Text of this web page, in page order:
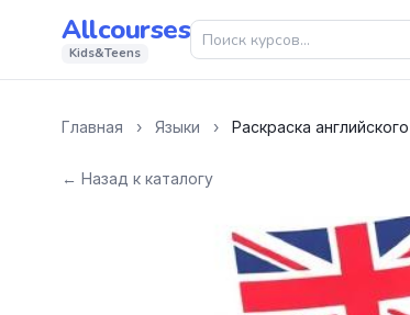
Allcourses
Kids&Teens
Главная › Языки › Раскраска
← Назад к каталогу